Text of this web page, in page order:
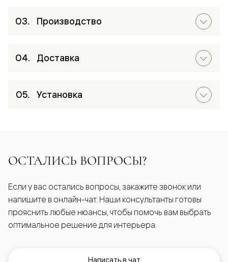
Производство
Доставка
Установка
ОСТАЛИСЬ ВОПРОСЫ?
Если у вас остались вопросы, закажите звонок или
напишите в онлайн-чат. Наши консультанты готовы
прояснить любые нюансы, чтобы помочь вам выбрать
оптимальное решение для интерьера.
Написать в чат